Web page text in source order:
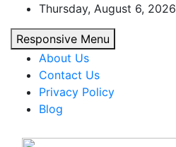
content
Thursday, August 6, 2026
Responsive Menu
About Us
Contact Us
Privacy Policy
Blog